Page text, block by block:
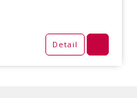
Detail